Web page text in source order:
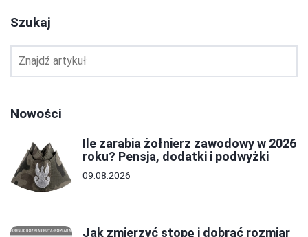
Szukaj
Nowości
Ile zarabia żołnierz zawodowy w 2026
roku? Pensja, dodatki i podwyżki
09.08.2026
Jak zmierzyć stopę i dobrać rozmiar